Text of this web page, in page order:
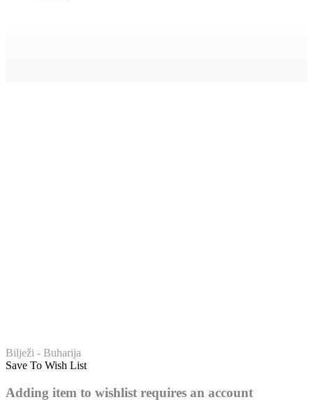
Buharija – broj hadisa: 210
Bilježi - Buharija
Save To Wish List
Adding item to wishlist requires an account